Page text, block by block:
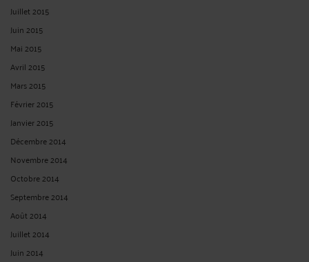
Juillet 2015
Juin 2015
Mai 2015
Avril 2015
Mars 2015
Février 2015
Janvier 2015
Décembre 2014
Novembre 2014
Octobre 2014
Septembre 2014
Août 2014
Juillet 2014
Juin 2014